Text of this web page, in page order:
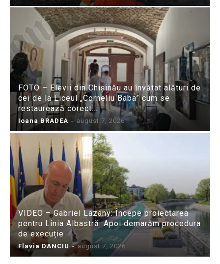
FOTO – Elevii din Chișinău au învățat alături de
cei de la Liceul „Corneliu Baba” cum se
restaurează corect...
Ioana BRADEA - august 7, 2026
VIDEO – Gabriel Lazany: Începe proiectarea
pentru Linia Albastră. Apoi demarăm procedura
de execuție
Flavia DANCIU - august 7, 2026